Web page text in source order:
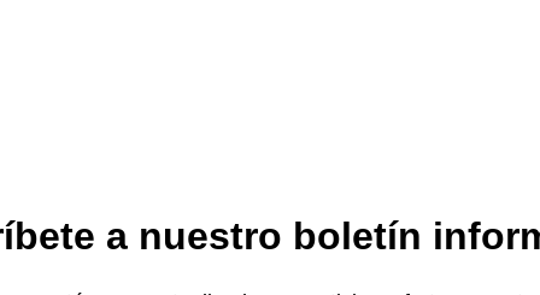
a nuestro boletín